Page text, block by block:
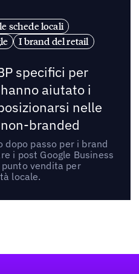
schede locali
I brand del retail
specifici per
aiutato i
nelle
branded
dopo passo per i brand
i post Google Business
vendita per
locale.